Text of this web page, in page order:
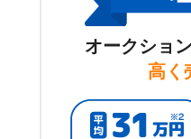
オークショ
高く